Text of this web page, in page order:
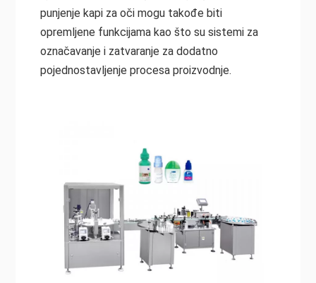
punjenje kapi za oči mogu takođe biti
opremljene funkcijama kao što su sistemi za
označavanje i zatvaranje za dodatno
pojednostavljenje procesa proizvodnje.